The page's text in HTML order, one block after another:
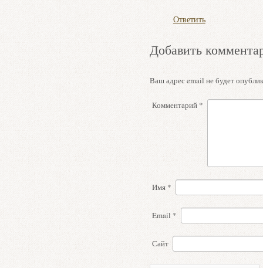
Ответить
Добавить
Ваш адрес email не будет
Комментарий *
Имя *
Email *
Сайт